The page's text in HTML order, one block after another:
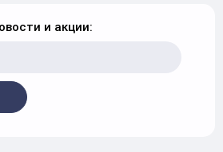
и акции: